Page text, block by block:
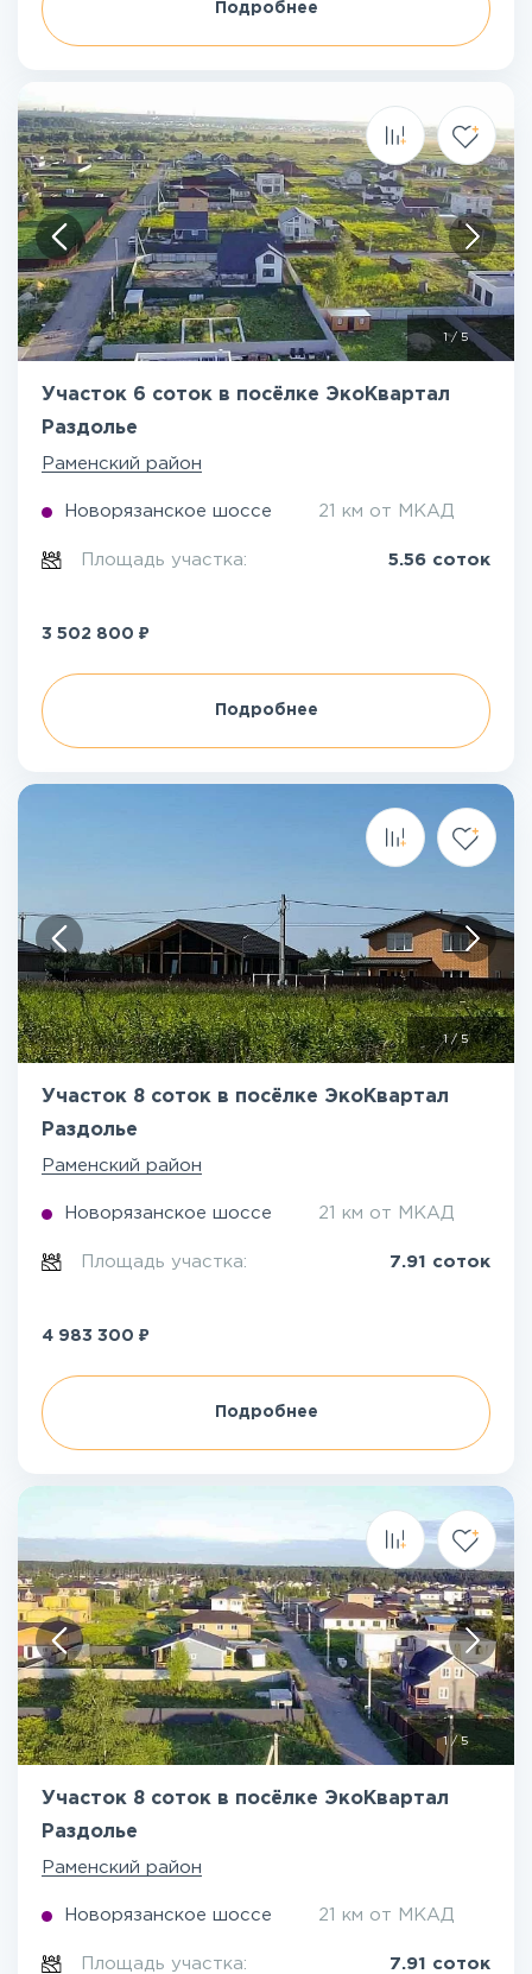
Подробнее
1/ 5
Участок 6 соток в посёлке ЭкоКвартал
Раздолье
Раменский район
Новорязанское шоссе 21 км от МКАД
Площадь участка: 5.56 соток
3 502 800 ₽
Подробнее
1/ 5
Участок 8 соток в посёлке ЭкоКвартал
Раздолье
Раменский район
Новорязанское шоссе 21 км от МКАД
Площадь участка: 7.91 соток
4 983 300 ₽
Подробнее
1 /5
Участок 8 соток в посёлке ЭкоКвартал
Раздолье
Раменский район
Новорязанское шоссе 21 км от МКАД
Площадь участка: 7.91 соток